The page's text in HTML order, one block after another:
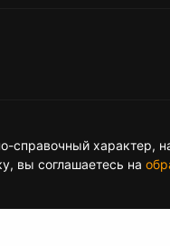
справочный характер,
вы соглашаетесь на